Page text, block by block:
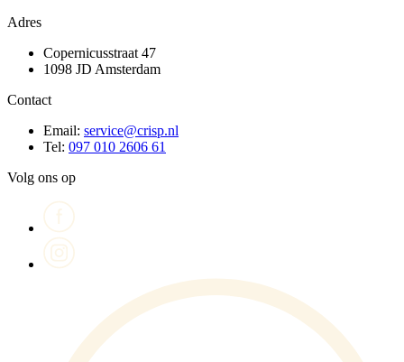
Adres
Copernicusstraat 47
1098 JD Amsterdam
Contact
Email: service@crisp.nl
Tel: 097 010 2606 61
Volg ons op